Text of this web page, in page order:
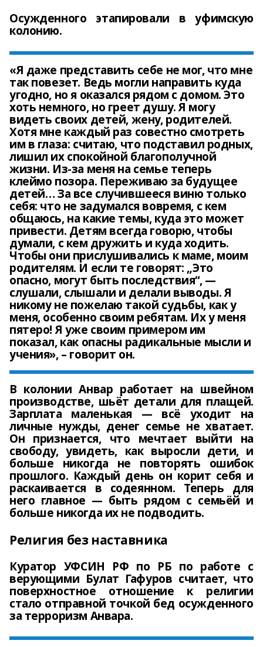
Осужденного этапировали в уфимскую
колонию.
«Я даже представить себе не мог, что мне
так повезет. Ведь могли направить куда
угодно, но я оказался рядом с домом. Это
хоть немного, но греет душу. Я могу
видеть своих детей, жену, родителей.
Хотя мне каждый раз совестно смотреть
им в глаза: считаю, что подставил родных,
лишил их спокойной благополучной
жизни. Из-за меня на семье теперь
клеймо позора. Переживаю за будущее
детей… За все случившееся виню только
себя: что не задумался вовремя, с кем
общаюсь, на какие темы, куда это может
привести. Детям всегда говорю, чтобы
думали, с кем дружить и куда ходить.
Чтобы они прислушивались к маме, моим
родителям. И если те говорят: „Это
опасно, могут быть последствия“, —
слушали, слышали и делали выводы. Я
никому не пожелаю такой судьбы, как у
меня, особенно своим ребятам. Их у меня
пятеро! Я уже своим примером им
показал, как опасны радикальные мысли и
учения», – говорит он.
В колонии Анвар работает на швейном
производстве, шьёт детали для плащей.
Зарплата маленькая — всё уходит на
личные нужды, денег семье не хватает.
Он признается, что мечтает выйти на
свободу, увидеть, как выросли дети, и
больше никогда не повторять ошибок
прошлого. Каждый день он корит себя и
раскаивается в содеянном. Теперь для
него главное — быть рядом с семьёй и
больше никогда их не подводить.
Религия без наставника
Куратор УФСИН РФ по РБ по работе с
верующими Булат Гафуров считает, что
поверхностное отношение к религии
стало отправной точкой бед осужденного
за терроризм Анвара.